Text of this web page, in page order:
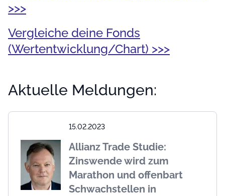
>>>
Vergleiche deine Fonds
(Wertentwicklung/Chart) >>>
Aktuelle Meldungen:
15.02.2023
Allianz Trade Studie:
Zinswende wird zum
Marathon und offenbart
Schwachstellen in